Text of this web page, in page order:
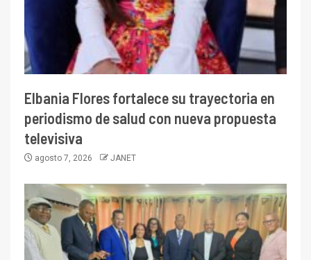
Elbania Flores fortalece su trayectoria en
periodismo de salud con nueva propuesta
televisiva
agosto 7, 2026 JANET